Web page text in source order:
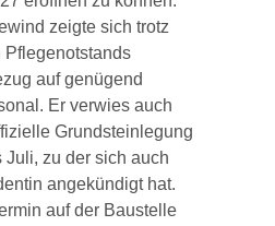
zeigte sich trotz
auf genügend
Er verwies auch
Grundsteinlegung
Juli, zu der sich auch
angekündigt hat.
auf der Baustelle